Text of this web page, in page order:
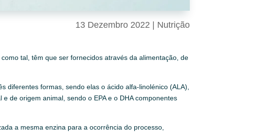
13 Dezembro 2022 | Nutrição
tal, têm que ser fornecidos através da alimentação, de
diferentes formas, sendo elas o ácido alfa-linolénico (ALA),
de origem animal, sendo o EPA e o DHA componentes
a mesma enzina para a ocorrência do processo,